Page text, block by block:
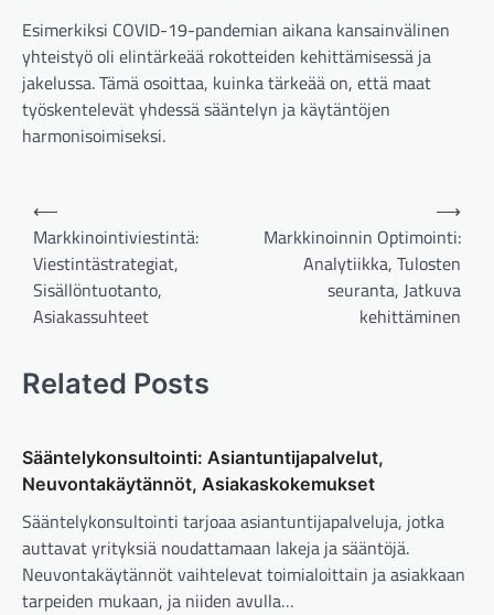
Esimerkiksi COVID-19-pandemian aikana kansainvälinen
yhteistyö oli elintärkeää rokotteiden kehittämisessä ja
jakelussa. Tämä osoittaa, kuinka tärkeää on, että maat
työskentelevät yhdessä sääntelyn ja käytäntöjen
harmonisoimiseksi.
Post
navigation
⟵
Markkinointiviestintä:
Viestintästrategiat,
Sisällöntuotanto,
Asiakassuhteet
Markkinoinnin Optimointi:
Analytiikka, Tulosten
seuranta, Jatkuva
kehittäminen
⟶
Related Posts
Sääntelykonsultointi: Asiantuntijapalvelut,
Neuvontakäytännöt, Asiakaskokemukset
Sääntelykonsultointi tarjoaa asiantuntijapalveluja, jotka
auttavat yrityksiä noudattamaan lakeja ja sääntöjä.
Neuvontakäytännöt vaihtelevat toimialoittain ja asiakkaan
tarpeiden mukaan, ja niiden avulla…